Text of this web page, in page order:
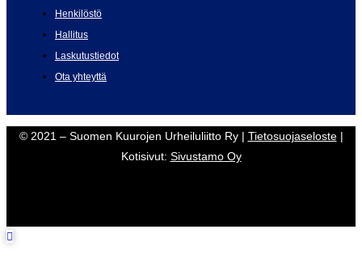
Henkilöstö
Hallitus
Laskutustiedot
Ota yhteyttä
© 2021 – Suomen Kuurojen Urheiluliitto Ry | Tietosuojaseloste|
Kotisivut: Sivustamo Oy